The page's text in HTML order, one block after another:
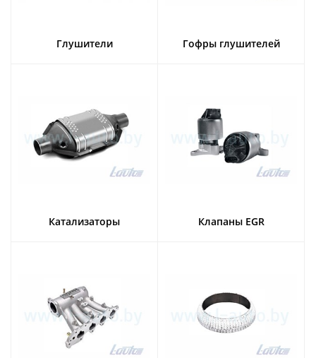
Глушители Гофры глушителей
Катализаторы Клапаны EGR